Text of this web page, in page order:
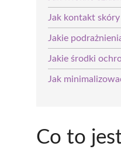
Jak kontakt
Jakie
Jakie środki
Jak
Co to